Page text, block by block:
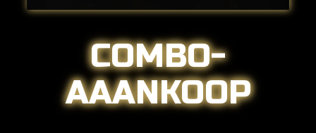
COMBO-
AAANKOOP